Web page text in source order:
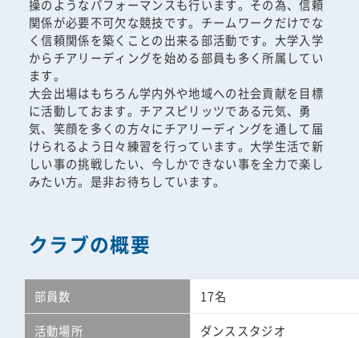
操のようなパフォーマンスも行います。その為、信頼
関係が必要不可欠な競技です。チームワークだけでな
く信頼関係を築くことの出来る部活動です。大学入学
からチアリーディングを始める部員も多く所属してい
ます。
大会出場はもちろん学内外や地域への社会貢献を目標
に活動しておます。チアスピリッツである元気、勇
気、笑顔を多くの方々にチアリーディングを通して届
けられるよう日々練習を行っています。大学生活で新
しい事の挑戦したい、今しかできない事を全力で楽し
みたい方。是非お待ちしています。
クラブの概要
部員数 17名
活動場所 ダンススタジオ